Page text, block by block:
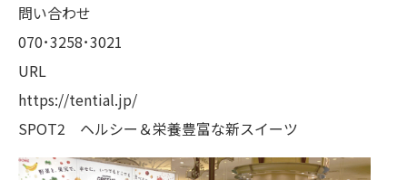
問い合わせ
070･3258･3021
URL
https://tential.jp/
SPOT2 ヘルシー＆栄養豊富な新スイーツ